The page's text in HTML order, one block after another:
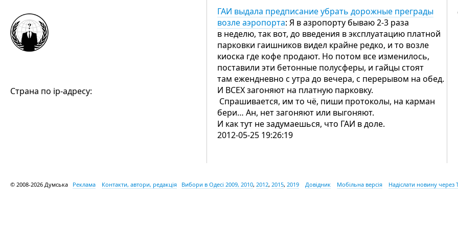
Страна по ip-адресу:
ГАИ выдала предписание убрать дорожные преграды
возле аэропорта: Я в азропорту бываю 2-3 раза
в неделю, так вот, до введения в эксплуатацию платной
парковки гаишников видел крайне редко, и то возле
киоска где кофе продают. Но потом все изменилось,
поставили эти бетонные полусферы, и гайцы стоят
там ежендневно с утра до вечера, с перерывом на обед.
И ВСЕХ загоняют на платную парковку.
Спрашивается, им то чё, пиши протоколы, на карман
бери… Ан, нет загоняют или выгоняют.
И как тут не задумаешься, что ГАИ в доле.
2012-05-25 19:26:19
© 2008-2026 Думська Реклама Контакти, автори, редакція Вибори в Одесі 2009, 2010, 2012, 2015, 2019 Довідник Мобільна версія Надіслати новину через